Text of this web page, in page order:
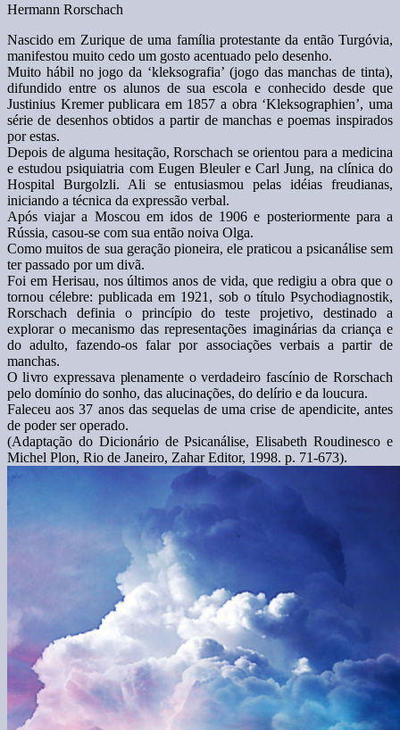
Hermann Rorschach
Nascido em Zurique de uma família protestante da então Turgóvia,
manifestou muito cedo um gosto acentuado pelo desenho.
Muito hábil no jogo da ‘kleksografia’ (jogo das manchas de tinta),
difundido entre os alunos de sua escola e conhecido desde que
Justinius Kremer publicara em 1857 a obra ‘Kleksographien’, uma
série de desenhos obtidos a partir de manchas e poemas inspirados
por estas.
Depois de alguma hesitação, Rorschach se orientou para a medicina
e estudou psiquiatria com Eugen Bleuler e Carl Jung, na clínica do
Hospital Burgolzli. Ali se entusiasmou pelas idéias freudianas,
iniciando a técnica da expressão verbal.
Após viajar a Moscou em idos de 1906 e posteriormente para a
Rússia, casou-se com sua então noiva Olga.
Como muitos de sua geração pioneira, ele praticou a psicanálise sem
ter passado por um divã.
Foi em Herisau, nos últimos anos de vida, que redigiu a obra que o
tornou célebre: publicada em 1921, sob o título Psychodiagnostik,
Rorschach definia o princípio do teste projetivo, destinado a
explorar o mecanismo das representações imaginárias da criança e
do adulto, fazendo-os falar por associações verbais a partir de
manchas.
O livro expressava plenamente o verdadeiro fascínio de Rorschach
pelo domínio do sonho, das alucinações, do delírio e da loucura.
Faleceu aos 37 anos das sequelas de uma crise de apendicite, antes
de poder ser operado.
(Adaptação do Dicionário de Psicanálise, Elisabeth Roudinesco e
Michel Plon, Rio de Janeiro, Zahar Editor, 1998. p. 71-673).